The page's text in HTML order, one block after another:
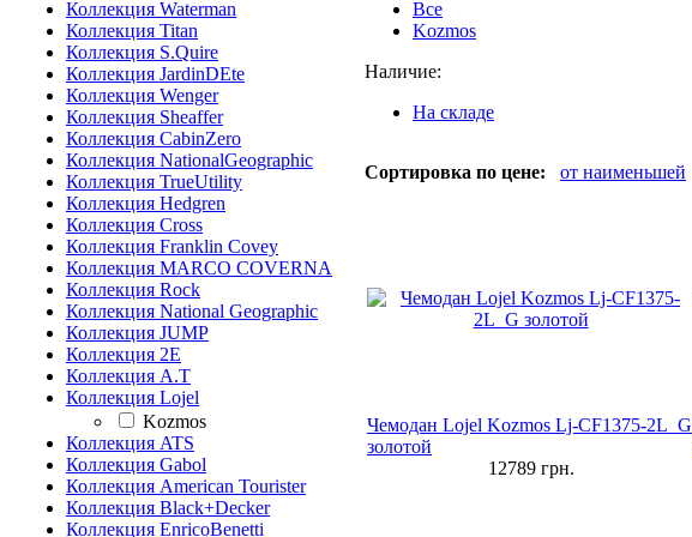
Коллекция Waterman
Коллекция Titan
Коллекция S.Quire
Коллекция JardinDEte
Коллекция Wenger
Коллекция Sheaffer
Коллекция CabinZero
Коллекция NationalGeographic
Коллекция TrueUtility
Коллекция Hedgren
Коллекция Cross
Коллекция Franklin Covey
Коллекция MARCO COVERNA
Коллекция Rock
Коллекция National Geographic
Коллекция JUMP
Коллекция 2E
Коллекция A.T
Коллекция Lojel
Kozmos
Коллекция ATS
Коллекция Gabol
Коллекция American Tourister
Коллекция Black+Decker
Коллекция EnricoBenetti
Все
Kozmos
Наличие:
На складе
Сортировка по цене: от наименьшей
Чемодан Lojel Kozmos Lj-CF1375-2L_G
золотой
12789грн.